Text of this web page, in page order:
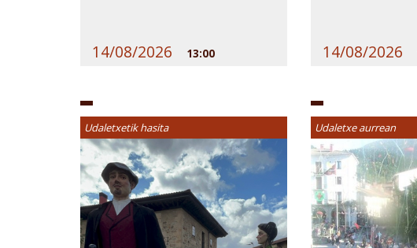
14/08/2026 13:00 14/08/2026
Udaletxetik hasita Udaletxe aurrean